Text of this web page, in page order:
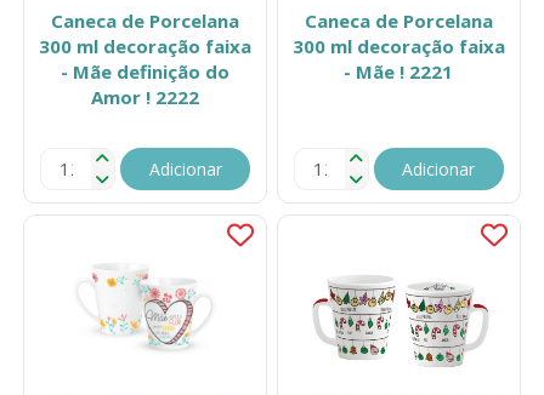
Caneca de Porcelana
300 ml decoração faixa
- Mãe definição do
Amor ! 2222
Adicionar
Caneca de Porcelana
300 ml decoração faixa
- Mãe ! 2221
Adicionar